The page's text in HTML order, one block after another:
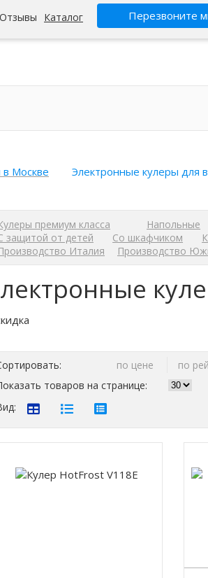
Отзывы Каталог Перезвоните
Москве Электронные кулеры для
премиум класса Напольные
защитой от детей
Со шкафчиком
Италия
Производство
по цене
по
товаров на странице: